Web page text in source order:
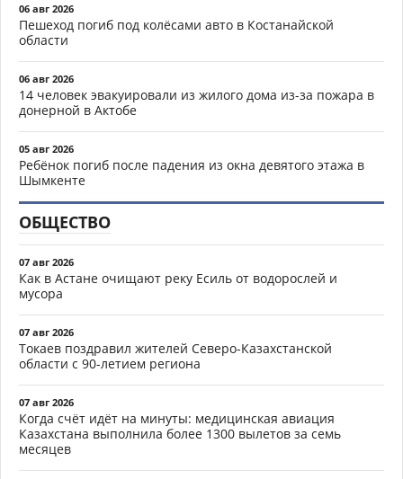
06 авг 2026
Пешеход погиб под колёсами авто в Костанайской
области
06 авг 2026
14 человек эвакуировали из жилого дома из-за пожара в
донерной в Актобе
05 авг 2026
Ребёнок погиб после падения из окна девятого этажа в
Шымкенте
ОБЩЕСТВО
07 авг 2026
Как в Астане очищают реку Есиль от водорослей и
мусора
07 авг 2026
Токаев поздравил жителей Северо-Казахстанской
области с 90-летием региона
07 авг 2026
Когда счёт идёт на минуты: медицинская авиация
Казахстана выполнила более 1300 вылетов за семь
месяцев